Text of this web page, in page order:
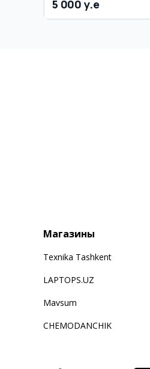
5 000 y.e
Магазины
Texnika Tashkent
LAPTOPS.UZ
Mavsum
CHEMODANCHIK